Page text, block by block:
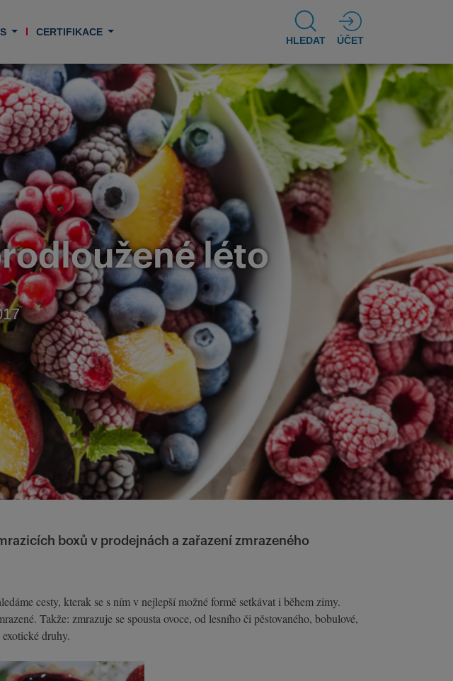
CERTIFIKACE
HLEDAT ÚČET
léto
boxů v prodejnách a zařazení zmrazeného
cesty, kterak se s ním v nejlepší možné formě setkávat i během zimy.
Takže: zmrazuje se spousta ovoce, od lesního či pěstovaného, bobulové,
druhy.